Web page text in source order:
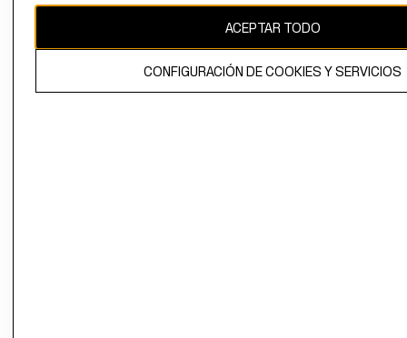
ACEPTAR TODO
CONFIGURACIÓN DE COOKIES Y SERVICIOS